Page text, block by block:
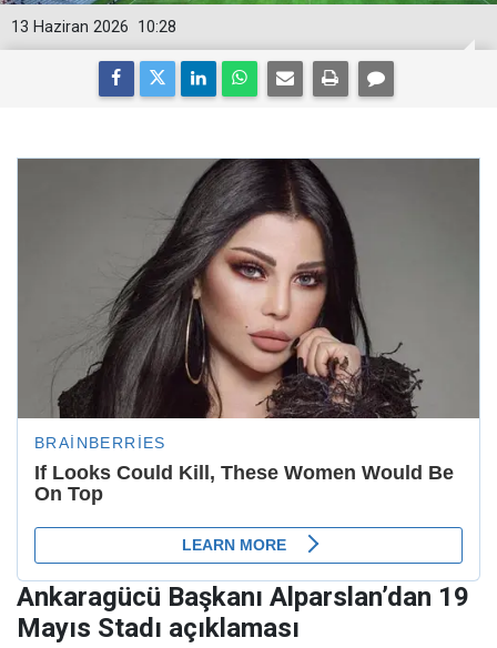
10:28
13 Haziran 2026
Ankaragücü Başkanı Alparslan’dan 19
Mayıs Stadı açıklaması